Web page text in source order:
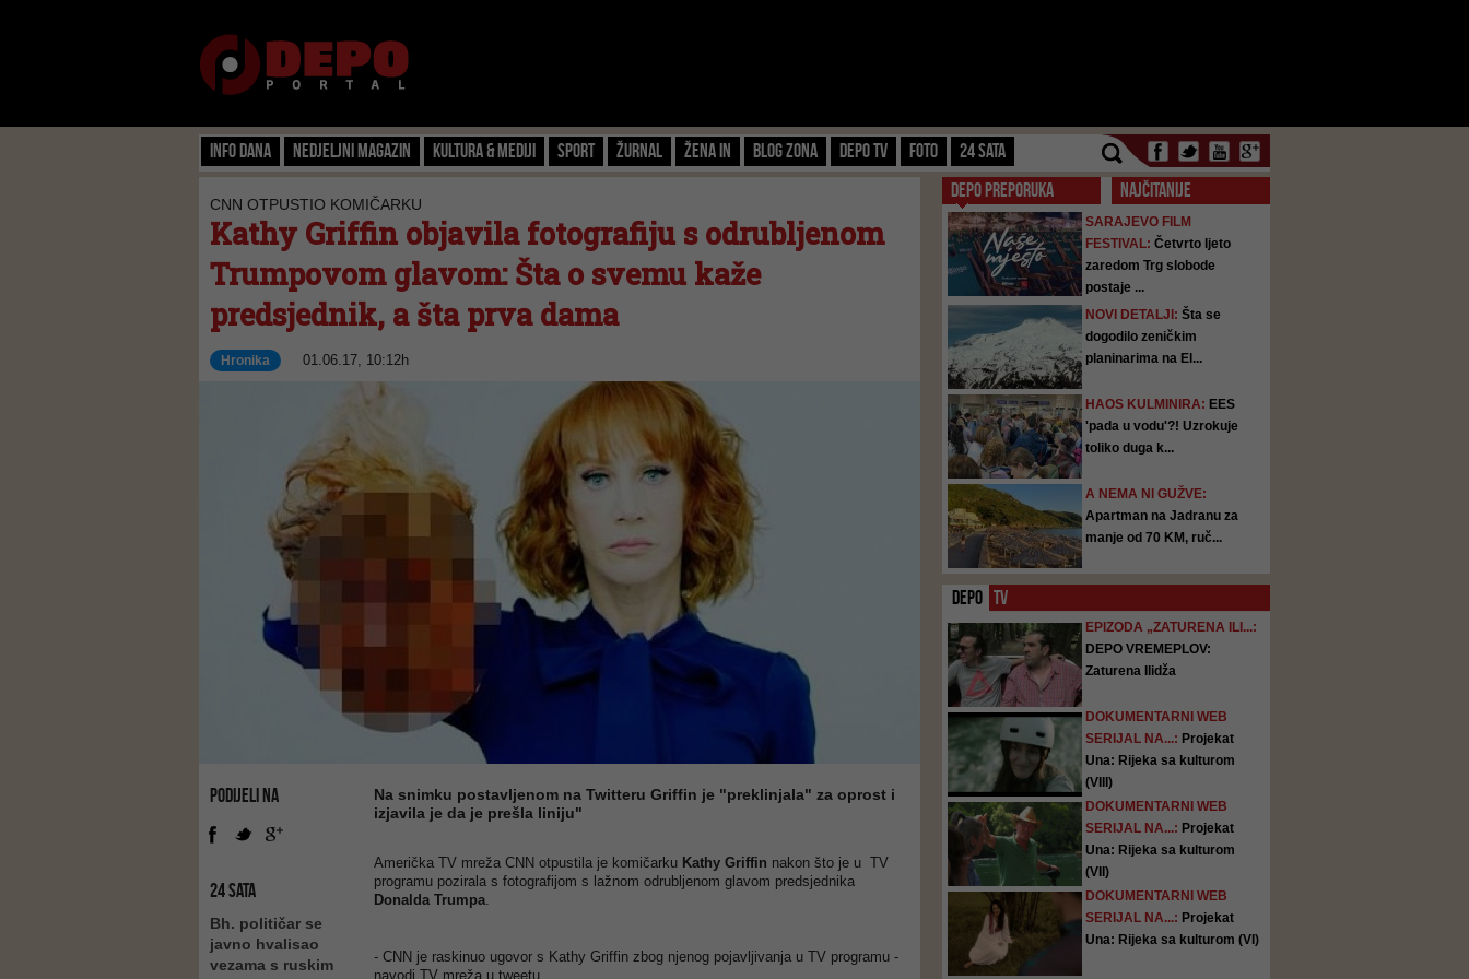
Info dana Nedjeljni magazin Kultura & Mediji Sport Žurnal Žena IN Blog zona Depo TV FOTO 24 SATA
CNN OTPUSTIO KOMIČARKU
Kathy Griffin objavila fotografiju s odrubljenom
Trumpovom glavom: Šta o svemu kaže
predsjednik, a šta prva dama
Hronika 01.06.17, 10:12h
PODIJELI NA
24 SATA
Bh. političar se
javno hvalisao
vezama s ruskim
Na snimku postavljenom na Twitteru Griffin je "preklinjala" za oprost i
izjavila je da je prešla liniju"
Američka TV mreža CNN otpustila je komičarku Kathy Griffin nakon što je u TV
programu pozirala s fotografijom s lažnom odrubljenom glavom predsjednika
Donalda Trumpa.
- CNN je raskinuo ugovor s Kathy Griffin zbog njenog pojavljivanja u TV programu -
navodi TV mreža u tweetu.
DEPO PREPORUKA NAJČITANIJE
SARAJEVO FILM
FESTIVAL: Četvrto ljeto
zaredom Trg slobode
postaje ...
NOVI DETALJI: Šta se
dogodilo zeničkim
planinarima na El...
HAOS KULMINIRA: EES
'pada u vodu'?! Uzrokuje
toliko duga k...
A NEMA NI GUŽVE:
Apartman na Jadranu za
manje od 70 KM, ruč...
DEPO TV
EPIZODA „ZATURENA ILI...:
DEPO VREMEPLOV:
Zaturena Ilidža
DOKUMENTARNI WEB
SERIJAL NA...: Projekat
Una: Rijeka sa kulturom
(VIII)
DOKUMENTARNI WEB
SERIJAL NA...: Projekat
Una: Rijeka sa kulturom
(VII)
DOKUMENTARNI WEB
SERIJAL NA...: Projekat
Una: Rijeka sa kulturom (VI)